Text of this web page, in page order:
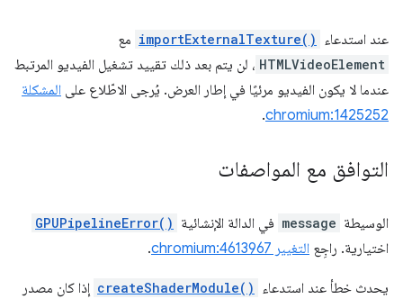
عند استدعاء importExternalTexture() مع
HTMLVideoElement ، لن يتم بعد ذلك تقييد تشغيل الفيديو المرتبط
عندما لا يكون الفيديو مرئيًا في إطار العرض. يُرجى الاطّلاع على المشكلة
chromium:1425252
.
التوافق مع المواصفات
الوسيطة message في الدالة الإنشائية GPUPipelineError()
اختيارية. راجِع التغيير chromium:4613967 .
يحدث خطأ عند استدعاء createShaderModule() إذا كان مصدر